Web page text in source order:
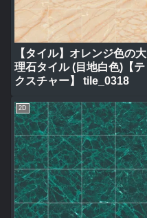
【タイル】オレンジ色の大
理石タイル (目地白色)【テ
クスチャー】 tile_0318
2D